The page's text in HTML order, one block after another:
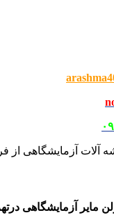
آلات آزمایشگاهی از
مایر آزمایشگاهی